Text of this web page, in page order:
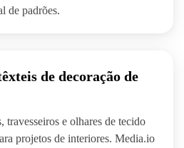
de padrões.
de decoração de
travesseiros e olhares de tecido
projetos de interiores. Media.io